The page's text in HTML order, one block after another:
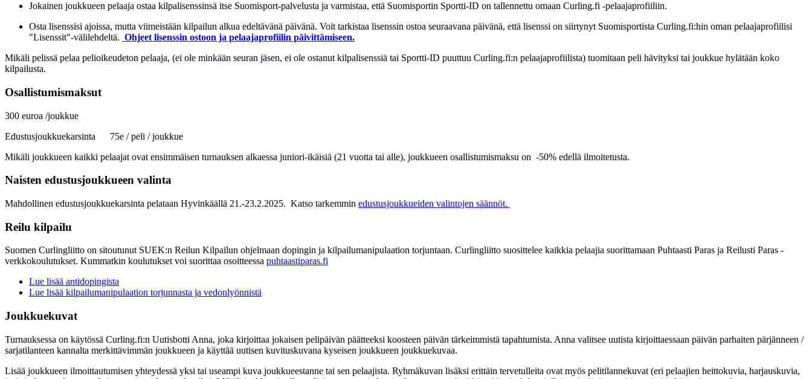
Jokainen joukkueen pelaaja ostaa kilpalisenssinsä itse Suomisport-palvelusta ja varmistaa, että Suomisportin Sportti-ID on tallennettu omaan Curling.fi -pelaajaprofiiliin.
Osta lisenssisi ajoissa, mutta viimeistään kilpailun alkua edeltävänä päivänä. Voit tarkistaa lisenssin ostoa seuraavana päivänä, että lisenssi on siirtynyt Suomisportista Curling.fi:hin oman pelaajaprofiilisi
"Lisenssit"-välilehdeltä. Ohjeet lisenssin ostoon ja pelaajaprofiilin päivittämiseen.
Mikäli pelissä pelaa pelioikeudeton pelaaja, (ei ole minkään seuran jäsen, ei ole ostanut kilpalisenssiä tai Sportti-ID puuttuu Curling.fi:n pelaajaprofiilista) tuomitaan peli hävityksi tai joukkue hylätään koko
kilpailusta.
Osallistumismaksut
300 euroa /joukkue
Edustusjoukkuekarsinta 75e / peli / joukkue
Mikäli joukkueen kaikki pelaajat ovat ensimmäisen turnauksen alkaessa juniori-ikäisiä (21 vuotta tai alle), joukkueen osallistumismaksu on -50% edellä ilmoitetusta.
Naisten edustusjoukkueen valinta
Mahdollinen edustusjoukkuekarsinta pelataan Hyvinkäällä 21.-23.2.2025. Katso tarkemmin edustusjoukkueiden valintojen säännöt.
Reilu kilpailu
Suomen Curlingliitto on sitoutunut SUEK:n Reilun Kilpailun ohjelmaan dopingin ja kilpailumanipulaation torjuntaan. Curlingliitto suosittelee kaikkia pelaajia suorittamaan Puhtaasti Paras ja Reilusti Paras -
verkkokoulutukset. Kummatkin koulutukset voi suorittaa osoitteessa puhtaastiparas.fi
Lue lisää antidopingista
Lue lisää kilpailumanipulaation torjunnasta ja vedonlyönnistä
Joukkuekuvat
Turnauksessa on käytössä Curling.fi:n Uutisbotti Anna, joka kirjoittaa jokaisen pelipäivän päätteeksi koosteen päivän tärkeimmistä tapahtumista. Anna valitsee uutista kirjoittaessaan päivän parhaiten pärjänneen /
sarjatilanteen kannalta merkittävimmän joukkueen ja käyttää uutisen kuvituskuvana kyseisen joukkueen joukkuekuvaa.
Lisää joukkueen ilmoittautumisen yhteydessä yksi tai useampi kuva joukkueestanne tai sen pelaajista. Ryhmäkuvan lisäksi erittäin tervetulleita ovat myös pelitilannekuvat (eri pelaajien heittokuvia, harjauskuvia,